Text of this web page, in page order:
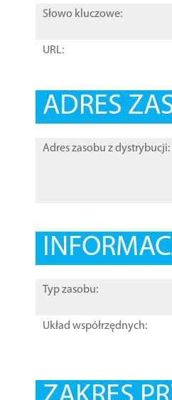
Słowo kluczowe:
URL:
ADRES
Adres zasobu z dystrybucji:
Typ zasobu:
Układ współrzędnych: